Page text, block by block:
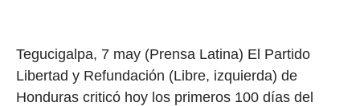
Tegucigalpa, 7 may (Prensa Latina) El Partido
Libertad y Refundación (Libre, izquierda) de
Honduras criticó hoy los primeros 100 días del